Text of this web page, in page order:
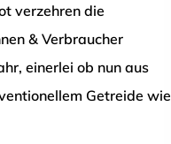
verzehren die
& Verbraucher
einerlei ob nun aus
Getreide wie